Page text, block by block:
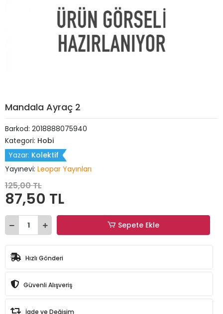
Mandala Ayraç 2
Barkod: 2018888075940
Kategori: Hobi
Yazar: Kolektif
Yayınevi: Leopar Yayınları
125,00 TL
87,50 TL
Sepete Ekle
Hızlı Gönderi
Güvenli Alışveriş
İade ve Değişim